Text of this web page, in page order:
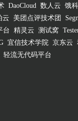
DaoCloud 数人云 饿
云 美团点评技术团
台 精灵云 测试窝
宜信技术学院 京东云
轻流无代码平台